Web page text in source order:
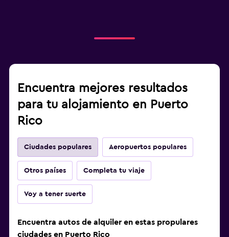
Encuentra mejores resultados
para tu alojamiento en Puerto
Rico
Ciudades populares Aeropuertos populares
Otros países Completa tu viaje
Voy a tener suerte
Encuentra autos de alquiler en estas propulares
ciudades en Puerto Rico